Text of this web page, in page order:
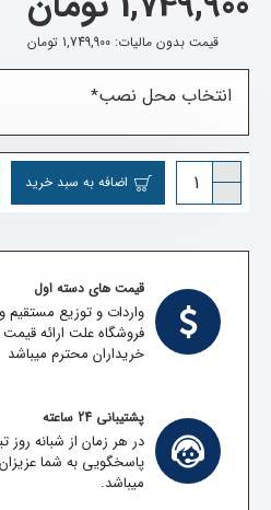
قیمت بدون مالیات: 1,749,900 تومان
انتخاب محل نصب
اضافه به سبد خرید
قیمت های دسته اول
واردات و توزیع مستقیم
فروشگاه علت ارائه قیمت
خریداران محترم میباشد
پشتیبانی 24 ساعته
در هر زمان از شبانه
پاسخگویی به شما
میباشد.